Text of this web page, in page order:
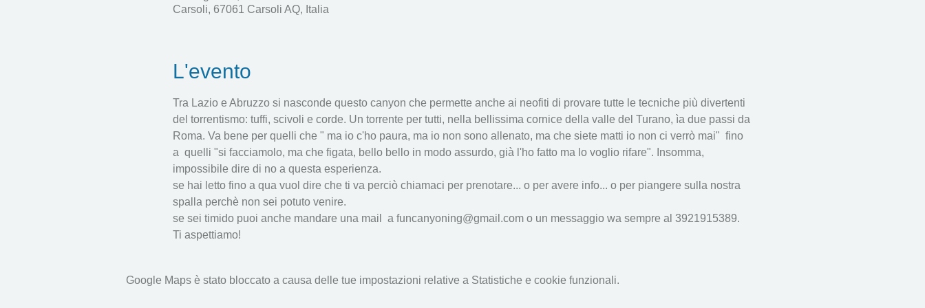
Carsoli, 67061 Carsoli AQ, Italia
L'evento
Tra Lazio e Abruzzo si nasconde questo canyon che permette anche ai neofiti di provare tutte le tecniche più divertenti
del torrentismo: tuffi, scivoli e corde. Un torrente per tutti, nella bellissima cornice della valle del Turano, ìa due passi da
Roma. Va bene per quelli che " ma io c'ho paura, ma io non sono allenato, ma che siete matti io non ci verrò mai"  fino
a  quelli "si facciamolo, ma che figata, bello bello in modo assurdo, già l'ho fatto ma lo voglio rifare". Insomma,
impossibile dire di no a questa esperienza.
se hai letto fino a qua vuol dire che ti va perciò chiamaci per prenotare... o per avere info... o per piangere sulla nostra
spalla perchè non sei potuto venire.
se sei timido puoi anche mandare una mail  a funcanyoning@gmail.com o un messaggio wa sempre al 3921915389.
Ti aspettiamo!
Google Maps è stato bloccato a causa delle tue impostazioni relative a Statistiche e cookie funzionali.